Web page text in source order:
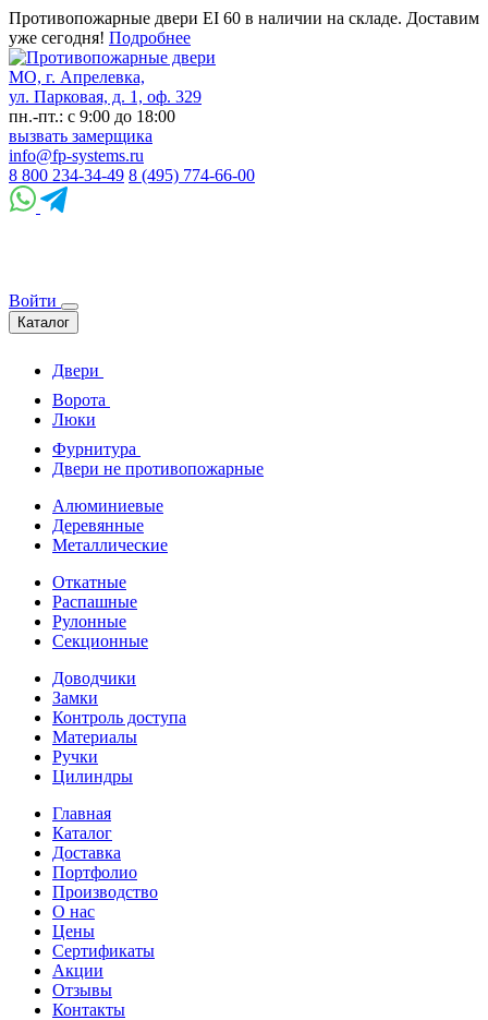
Противопожарные двери EI 60 в наличии на складе. Доставим
уже сегодня! Подробнее
МО, г. Апрелевка,
ул. Парковая, д. 1, оф. 329
пн.-пт.: с 9:00 до 18:00
вызвать замерщика
info@fp-systems.ru
8 800 234-34-49 8 (495) 774-66-00
Войти
Каталог
Двери
Ворота
Люки
Фурнитура
Двери не противопожарные
Алюминиевые
Деревянные
Металлические
Откатные
Распашные
Рулонные
Секционные
Доводчики
Замки
Контроль доступа
Материалы
Ручки
Цилиндры
Главная
Каталог
Доставка
Портфолио
Производство
О нас
Цены
Сертификаты
Акции
Отзывы
Контакты